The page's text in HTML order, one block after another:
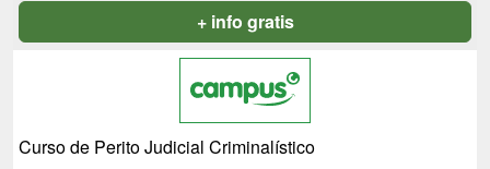
+ info gratis
Curso de Perito Judicial Criminalístico